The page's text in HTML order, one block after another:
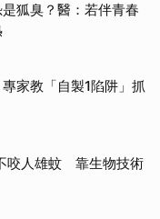
狐臭？醫：若伴青春
家教「自製1陷阱」抓
咬人雄蚊 靠生物技術